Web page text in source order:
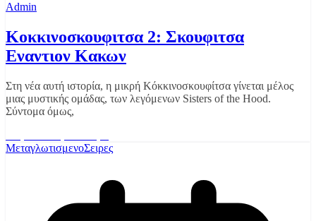
Admin
Κοκκινοσκουφιτσα 2: Σκουφιτσα
Εναντιον Κακων
Στη νέα αυτή ιστορία, η μικρή Κόκκινoσκουφίτσα γίνεται μέλος
μιας μυστικής ομάδας, των λεγόμενων Sisters of the Hood.
Σύντομα όμως,
ΜεταγλωτισμενοΣειρες